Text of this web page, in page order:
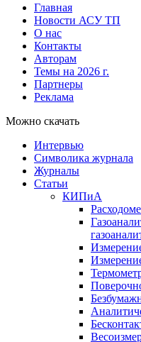
Главная
Новости АСУ ТП
О нас
Контакты
Авторам
Темы на 2026 г.
Партнеры
Реклама
Можно скачать
Интервью
Символика журнала
Журналы
Статьи
КИПиА